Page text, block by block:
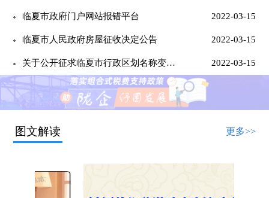
临夏市政府门户网站报错平台 2022-03-15
临夏市人民政府房屋征收决定公告 2022-03-15
关于公开征求临夏市行政区划名称变更意见建议的公示 2022-03-15
图文解读 更多>>